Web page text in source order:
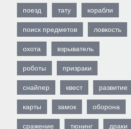
поезд тату корабли
поиск предметов ловкость
охота взрыватель
роботы призраки
снайпер квест развитие
карты замок оборона
сражение тюнинг драки